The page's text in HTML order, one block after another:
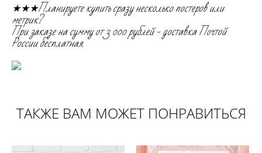
★★★Планируете купить сразу несколько постеров или
метрик?
При заказе на сумму от 3 000 рублей - доставка Почтой
России бесплатная.
ТАКЖЕ ВАМ МОЖЕТ ПОНРАВИТЬСЯ